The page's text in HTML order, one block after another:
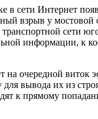
сети Интернет
взрыв у
сети
информации, к
очередной
вывода их из
к прямому